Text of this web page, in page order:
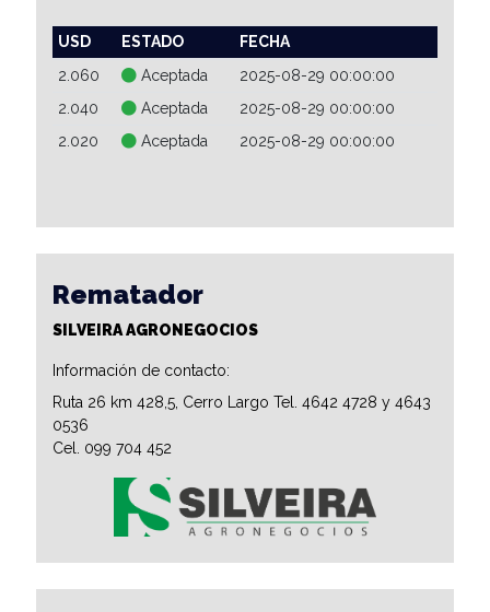
USD ESTADO
FECHA
2.060
Aceptada
2025-08-29 00:00:00
2.040
Aceptada
2025-08-29 00:00:00
2.020
Aceptada 2025-08-29 00:00:00
Rematador
SILVEIRA AGRONEGOCIOS
Información de contacto:
Ruta 26 km 428,5, Cerro Largo Tel. 4642 4728 y 4643
0536
Cel. 099 704 452